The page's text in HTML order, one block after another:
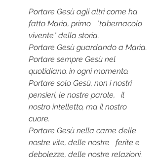
Portare Gesù agli altri come ha
fatto Maria, primo   "tabernacolo
vivente" della storia.
Portare Gesù guardando a Maria.
Portare sempre Gesù nel
quotidiano, in ogni momento.
Portare solo Gesù, non i nostri
pensieri, le nostre parole,   il
nostro intelletto, ma il nostro
cuore.
Portare Gesù nella carne delle
nostre vite, delle nostre   ferite e
debolezze, delle nostre relazioni.